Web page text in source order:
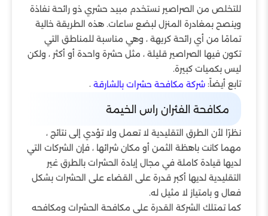
للتخلص من الصراصير نستخدم مبيد حشري ذو رائحة نفاذة
وينصح بمغادرة المنزل لبضع ساعات. هذه الطريقة خالية
تمامًا من أي رائحة كريهة ، وهي مناسبة للمناطق التي
تكون فيها الصراصير قليلة ، مثل حشرة واحدة أو أكثر ، ولكن
ليس بكميات كبيرة.
تابع أيضاً: شركة مكافحة حشرات بالشارقة .
مكافحة الفئران راس الخيمة
نظرًا لأن الطرق التقليدية لا تعمل ولا تؤدي إلى نتائج ،
مهما كانت باهظة الثمن أو مكان شرائها ، فإن الشركات التي
لديها قيادة كاملة في مجال إبادة الحشرات بالطرق غير
التقليدية لديها أكبر قدرة على القضاء على الحشرات بشكل
فعال و بامتياز لا مثيل له.
كما تمتلك الشركة القدرة على مكافحة الحشرات ومكافحه